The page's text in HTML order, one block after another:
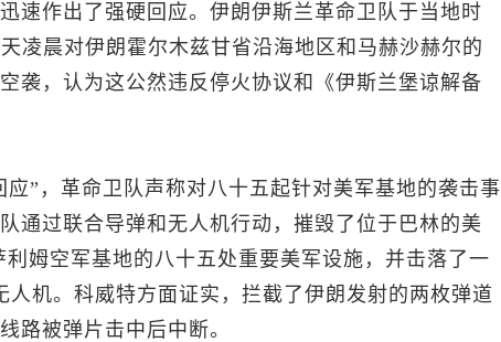
速作出了强硬回应。伊朗伊斯兰革命卫队于当地时
凌晨对伊朗霍尔木兹甘省沿海地区和马赫沙赫尔的
袭，认为这公然违反停火协议和《伊斯兰堡谅解备
应”，革命卫队声称对八十五起针对美军基地的袭击事
通过联合导弹和无人机行动，摧毁了位于巴林的美
姆空军基地的八十五处重要美军设施，并击落了一
机。科威特方面证实，拦截了伊朗发射的两枚弹道
路被弹片击中后中断。